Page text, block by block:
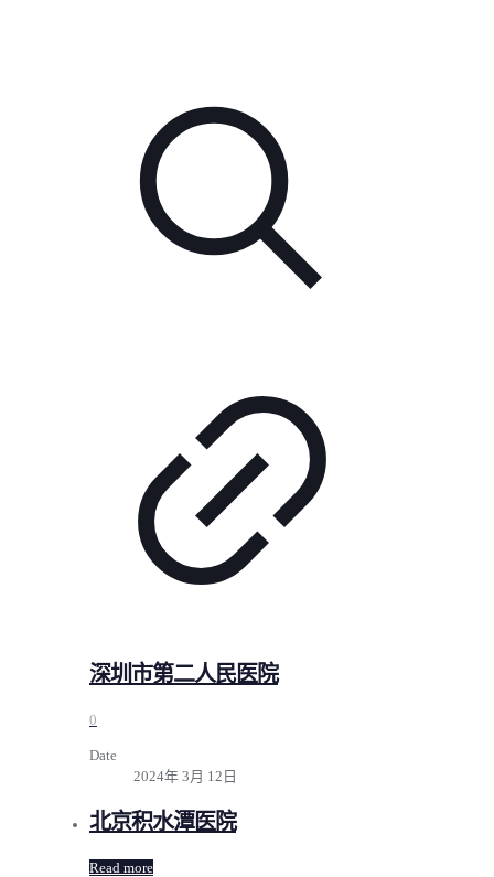
深圳市第二人民医院
0
Date
2024年 3月 12日
北京积水潭医院
Read more